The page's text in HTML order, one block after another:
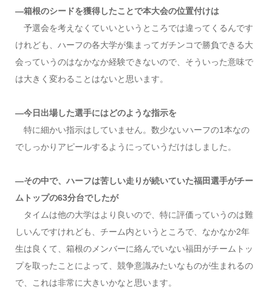
―箱根のシードを獲得したことで本大会の位置付けは
予選会を考えなくていいというところでは違ってくるんです
けれども、ハーフの各大学が集まってガチンコで勝負できる大
会っていうのはなかなか経験できないので、そういった意味で
は大きく変わることはないと思います。
―今日出場した選手にはどのような指示を
特に細かい指示はしていません。数少ないハーフの1本なの
でしっかりアピールするようにっていうだけはしました。
―その中で、ハーフは苦しい走りが続いていた福田選手がチー
ムトップの63分台でしたが
タイムは他の大学はより良いので、特に評価っていうのは難
しいんですけれども、チーム内というところで、なかなか2年
生は良くて、箱根のメンバーに絡んでいない福田がチームトッ
プを取ったことによって、競争意識みたいなものが生まれるの
で、これは非常に大きいかなと思います。